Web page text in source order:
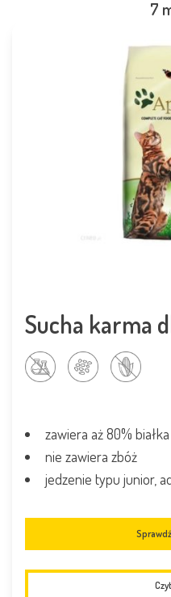
7
Sucha karma
zawiera aż 80% białka
nie zawiera zbóż
jedzenie typu junior,